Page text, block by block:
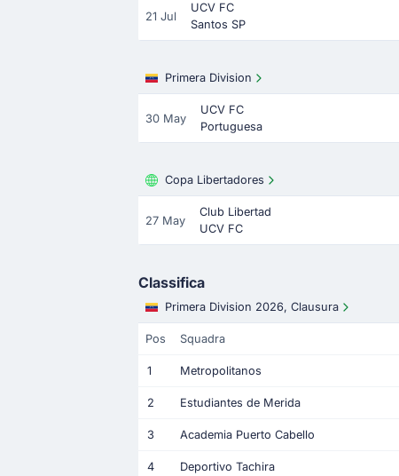
21 Jul
UCV FC
Santos SP
Primera Division
30 May
UCV FC
Portuguesa
Copa Libertadores
27 May
Club Libertad
UCV FC
Classifica
Primera Division 2026, Clausura
Pos Squadra
1 Metropolitanos
2 Estudiantes de Merida
3 Academia Puerto Cabello
4 Deportivo Tachira